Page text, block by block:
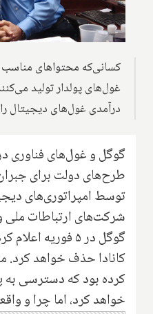
کسانی‌که محتواهای مناسب
غول‌های پولدار تولید
درآمدی غول‌های دیجیتال
گوگل و غول‌های فناوری
طرح‌های دولت برای
توسط امپراتوری‌های
شرکت‌های ارتباطات
کانادا حذف خواهد کرد.
کرده بود که دسترسی به
خواهد کرد، اما چرا و